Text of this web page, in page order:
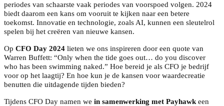
periodes van schaarste vaak periodes van voorspoed volgen. 2024
biedt daarom een kans om vooruit te kijken naar een betere
toekomst. Innovatie en technologie, zoals AI, kunnen een sleutelrol
spelen bij het creëren van nieuwe kansen.
Op CFO Day 2024 lieten we ons inspireren door een quote van
Warren Buffett: “Only when the tide goes out… do you discover
who has been swimming naked.” Hoe bereid je als CFO je bedrijf
voor op het laagtij? En hoe kun je de kansen voor waardecreatie
benutten die uitdagende tijden bieden?
Tijdens CFO Day namen we in samenwerking met Payhawk een